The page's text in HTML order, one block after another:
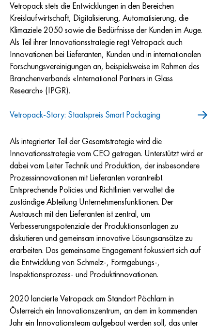
Vetropack stets die Entwicklungen in den Bereichen
Kreislaufwirtschaft, Digitalisierung, Automatisierung, die
Klimaziele 2050 sowie die Bedürfnisse der Kunden im Auge.
Als Teil ihrer Innovationsstrategie regtVetropackauch
Innovationen bei Lieferanten, Kunden und in internationalen
Forschungsvereinigungen an, beispielsweise im Rahmen des
Branchenverbands «International Partners in Glass
Research» (IPGR).
Vetropack-Story: Staatspreis Smart Packaging
Als integrierter Teil der Gesamtstrategie wird die
Innovationsstrategie vom CEO getragen. Unterstützt wird er
dabei vom Leiter Technik und Produktion, der insbesondere
Prozessinnovationen mit Lieferanten vorantreibt.
Entsprechende Policies und Richtlinien verwaltet die
zuständige Abteilung Unternehmensfunktionen. Der
Austausch mit den Lieferanten ist zentral, um
Verbesserungspotenziale der Produktionsanlagen zu
diskutieren und gemeinsam innovative Lösungsansätze zu
erarbeiten. Das gemeinsame Engagement fokussiert sich auf
die Entwicklung von Schmelz-, Formgebungs-,
Inspektionsprozess- und Produktinnovationen.
2020 lancierte Vetropack am Standort Pöchlarn in
Österreich ein Innovationszentrum, an dem im kommenden
Jahr ein Innovationsteam aufgebaut werden soll, das unter